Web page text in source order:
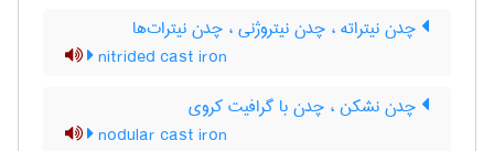
چدن نیتراته ، چدن نیتروژنی ، چدن نیترات‌ها
nitrided cast iron
چدن نشکن ، چدن با گرافیت کروی
nodular cast iron